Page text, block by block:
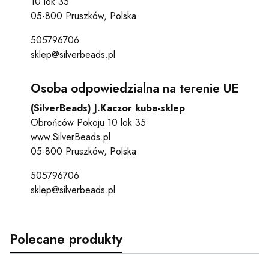
05-800 Pruszków, Polska
505796706
sklep@silverbeads.pl
Osoba odpowiedzialna na terenie UE
(SilverBeads) J.Kaczor kuba-sklep
Obrońców Pokoju 10 lok 35
www.SilverBeads.pl
05-800 Pruszków, Polska
505796706
sklep@silverbeads.pl
Polecane produkty